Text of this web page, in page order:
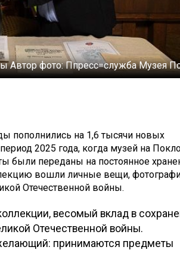
Автор фото:Ппресс=служба Музея
пополнились на 1,6 тысячи новых
2025 года, когда музей на
были переданы на постоянное
вошли личные вещи,
Отечественной войны.
весомый вклад в
Отечественной войны.
принимаются предметы